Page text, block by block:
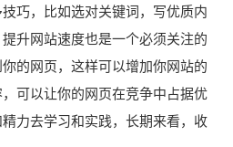
巧，比如选对关键词，写优质内
升网站速度也是一个必须关注的
的网页，这样可以增加你网站的
可以让你的网页在竞争中占据优
力去学习和实践，长期来看，收